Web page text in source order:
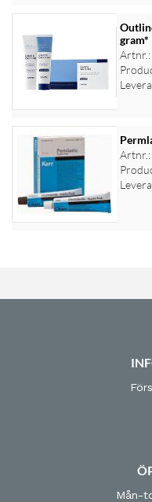
gram*
Artnr.:
Artnr.:
Mån-